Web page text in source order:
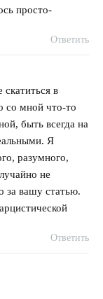
просто-
Ответить
в
со мной что-то
быть всегда на
Я
разумного,
не
за вашу статью.
Ответить